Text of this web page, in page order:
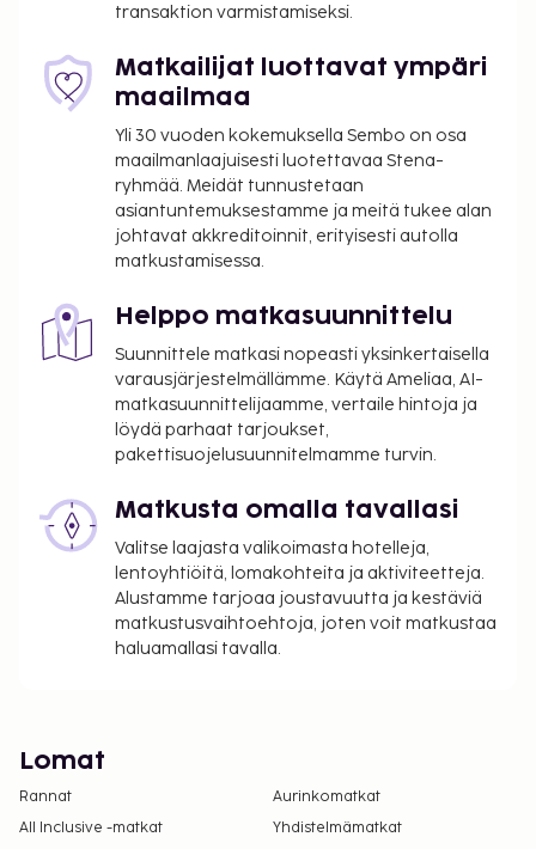
transaktion varmistamiseksi.
Matkailijat luottavat ympäri
maailmaa
Yli 30 vuoden kokemuksella Sembo on osa
maailmanlaajuisesti luotettavaa Stena-
ryhmää. Meidät tunnustetaan
asiantuntemuksestamme ja meitä tukee alan
johtavat akkreditoinnit, erityisesti autolla
matkustamisessa.
Helppo matkasuunnittelu
Suunnittele matkasi nopeasti yksinkertaisella
varausjärjestelmällämme. Käytä Ameliaa, AI-
matkasuunnittelijaamme, vertaile hintoja ja
löydä parhaat tarjoukset,
pakettisuojelusuunnitelmamme turvin.
Matkusta omalla tavallasi
Valitse laajasta valikoimasta hotelleja,
lentoyhtiöitä, lomakohteita ja aktiviteetteja.
Alustamme tarjoaa joustavuutta ja kestäviä
matkustusvaihtoehtoja, joten voit matkustaa
haluamallasi tavalla.
Lomat
Rannat
Aurinkomatkat
All Inclusive -matkat
Yhdistelmämatkat